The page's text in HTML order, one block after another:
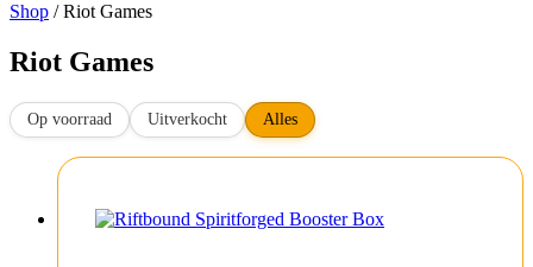
Shop / Riot Games
Riot Games
Op voorraad Uitverkocht Alles